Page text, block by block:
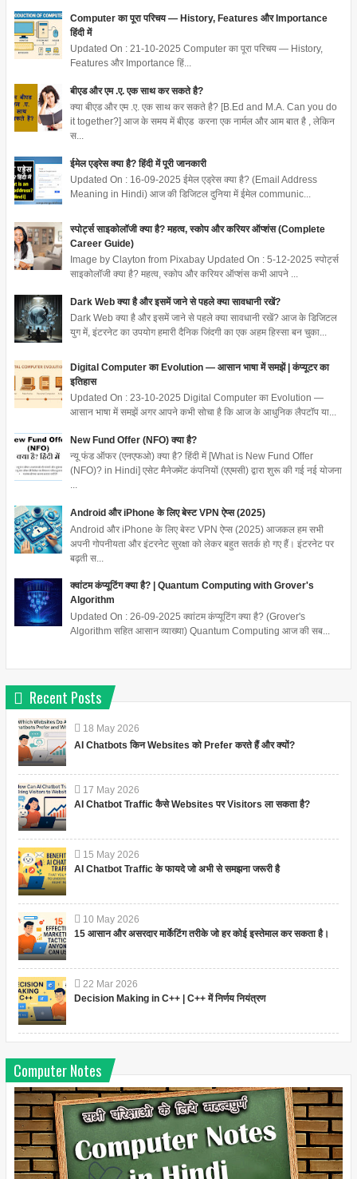
Computer का पूरा परिचय — History, Features और Importance
हिंदी में
Updated On : 21-10-2025 Computer का पूरा परिचय — History,
Features और Importance हिं...
बीएड और एम .ए. एक साथ कर सकते है?
क्या बीएड और एम .ए. एक साथ कर सकते है? [B.Ed and M.A. Can you do
it together?] आज के समय में बीएड करना एक नार्मल और आम बात है , लेकिन
स...
ईमेल एड्रेस क्या है? हिंदी में पूरी जानकारी
Updated On : 16-09-2025 ईमेल एड्रेस क्या है? (Email Address
Meaning in Hindi) आज की डिजिटल दुनिया में ईमेल communic...
स्पोर्ट्स साइकोलॉजी क्या है? महत्व, स्कोप और करियर ऑप्शंस (Complete
Career Guide)
Image by Clayton from Pixabay Updated On : 5-12-2025 स्पोर्ट्स
साइकोलॉजी क्या है? महत्व, स्कोप और करियर ऑप्शंस कभी आपने ...
Dark Web क्या है और इसमें जाने से पहले क्या सावधानी रखें?
Dark Web क्या है और इसमें जाने से पहले क्या सावधानी रखें? आज के डिजिटल
युग में, इंटरनेट का उपयोग हमारी दैनिक जिंदगी का एक अहम हिस्सा बन चुका...
Digital Computer का Evolution — आसान भाषा में समझें | कंप्यूटर का
इतिहास
Updated On : 23-10-2025 Digital Computer का Evolution —
आसान भाषा में समझें अगर आपने कभी सोचा है कि आज के आधुनिक लैपटॉप या...
New Fund Offer (NFO) क्या है?
न्यू फंड ऑफर (एनएफओ) क्या है? हिंदी में [What is New Fund Offer
(NFO)? in Hindi] एसेट मैनेजमेंट कंपनियों (एएमसी) द्वारा शुरू की गई नई योजना
...
Android और iPhone के लिए बेस्ट VPN ऐप्स (2025)
Android और iPhone के लिए बेस्ट VPN ऐप्स (2025) आजकल हम सभी
अपनी गोपनीयता और इंटरनेट सुरक्षा को लेकर बहुत सतर्क हो गए हैं। इंटरनेट पर
बढ़ती स...
क्वांटम कंप्यूटिंग क्या है? | Quantum Computing with Grover's
Algorithm
Updated On : 26-09-2025 क्वांटम कंप्यूटिंग क्या है? (Grover's
Algorithm सहित आसान व्याख्या) Quantum Computing आज की सब...
Recent Posts
18 May 2026
AI Chatbots किन Websites को Prefer करते हैं और क्यों?
17 May 2026
AI Chatbot Traffic कैसे Websites पर Visitors ला सकता है?
15 May 2026
AI Chatbot Traffic के फायदे जो अभी से समझना जरूरी है
10 May 2026
15 आसान और असरदार मार्केटिंग तरीके जो हर कोई इस्तेमाल कर सकता है।
22 Mar 2026
Decision Making in C++ | C++ में निर्णय नियंत्रण
Computer Notes